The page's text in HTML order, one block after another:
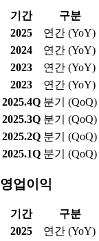
기간 구분
2025
연간 (YoY)
2024
연간 (YoY)
2023
연간 (YoY)
2023
연간 (YoY)
2025.4Q 분기 (QoQ)
2025.3Q 분기 (QoQ)
2025.2Q 분기 (QoQ)
2025.1Q 분기 (QoQ)
영업이익
기간 구분
2025
연간 (YoY)